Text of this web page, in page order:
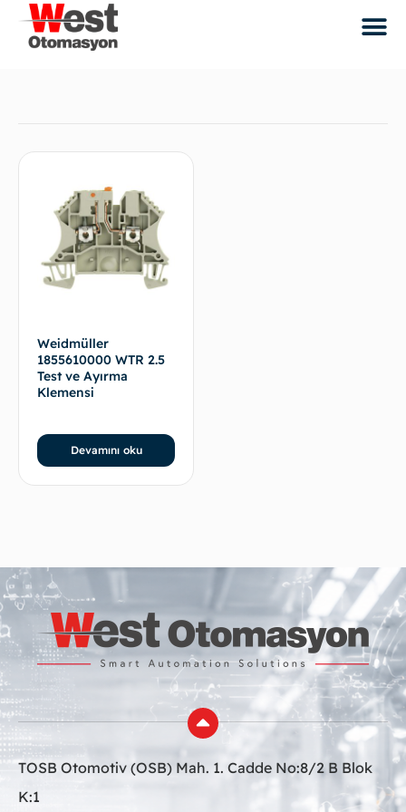
Weidmüller
1855610000 WTR 2.5
Test ve Ayırma
Klemensi
Devamını oku
TOSB Otomotiv (OSB) Mah. 1. Cadde No:8/2 B Blok
K:1